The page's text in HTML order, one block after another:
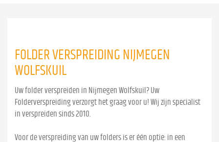
FOLDER VERSPREIDING NIJMEGEN
WOLFSKUIL
Uw folder verspreiden in Nijmegen Wolfskuil? Uw
Folderverspreiding verzorgt het graag voor u! Wij zijn specialist
in verspreiden sinds 2010.
Voor de verspreiding van uw folders is er één optie: in een